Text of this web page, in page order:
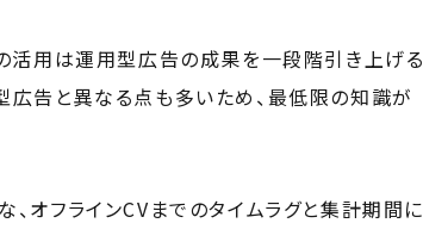
活用は運用型広告の成果を一段階引き上げる
広告と異なる点も多いため、最低限の知識が
オフラインCVまでのタイムラグと集計期間に